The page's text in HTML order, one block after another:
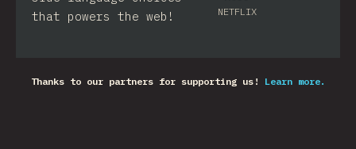
NETFLIX
that powers the web!
Thanks to our partners for supporting us! Learn more.